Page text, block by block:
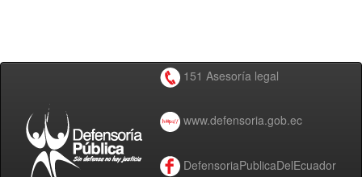
151 Asesoría legal
www.defensoria.gob.ec
DefensoriaPublicaDelEcuador